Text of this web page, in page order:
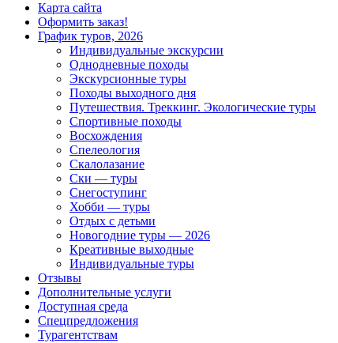
Карта сайта
Оформить заказ!
График туров, 2026
Индивидуальные экскурсии
Однодневные походы
Экскурсионные туры
Походы выходного дня
Путешествия. Треккинг. Экологические туры
Спортивные походы
Восхождения
Спелеология
Скалолазание
Ски — туры
Снегоступинг
Хобби — туры
Отдых с детьми
Новогодние туры — 2026
Креативные выходные
Индивидуальные туры
Отзывы
Дополнительные услуги
Доступная среда
Спецпредложения
Турагентствам